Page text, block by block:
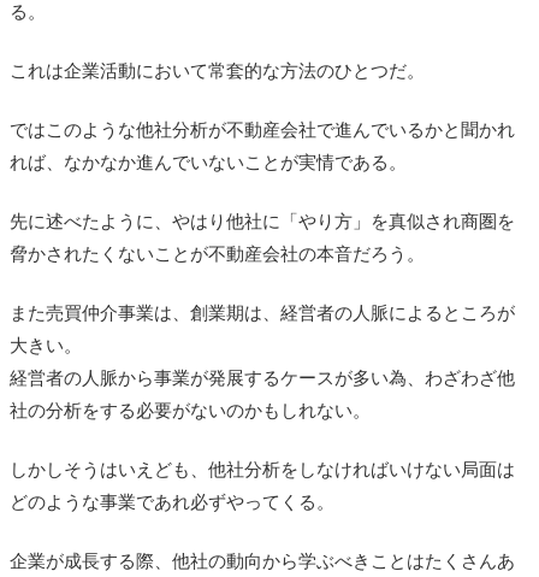
る。
これは企業活動において常套的な方法のひとつだ。
ではこのような他社分析が不動産会社で進んでいるかと聞かれ
れば、なかなか進んでいないことが実情である。
先に述べたように、やはり他社に「やり方」を真似され商圏を
脅かされたくないことが不動産会社の本音だろう。
また売買仲介事業は、創業期は、経営者の人脈によるところが
大きい。
経営者の人脈から事業が発展するケースが多い為、わざわざ他
社の分析をする必要がないのかもしれない。
しかしそうはいえども、他社分析をしなければいけない局面は
どのような事業であれ必ずやってくる。
企業が成長する際、他社の動向から学ぶべきことはたくさんあ